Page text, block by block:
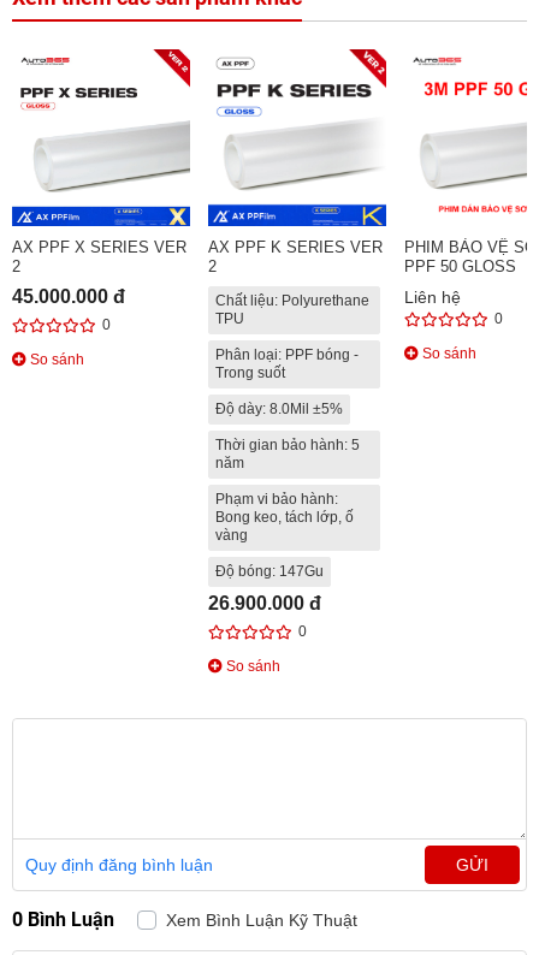
AX PPF X SERIES VER
2
45.000.000 đ
0
So sánh
AX PPF K SERIES VER
2
Chất liệu: Polyurethane
TPU
Phân loại: PPF bóng -
Trong suốt
Độ dày: 8.0Mil ±5%
Thời gian bảo hành: 5
năm
Phạm vi bảo hành:
Bong keo, tách lớp, ố
vàng
Độ bóng: 147Gu
26.900.000 đ
0
So sánh
PHIM BẢO VỆ
PPF 50 GLOSS
Liên hệ
0
So sánh
Quy định đăng bình luận GỬI
0 Bình Luận Xem Bình Luận Kỹ Thuật